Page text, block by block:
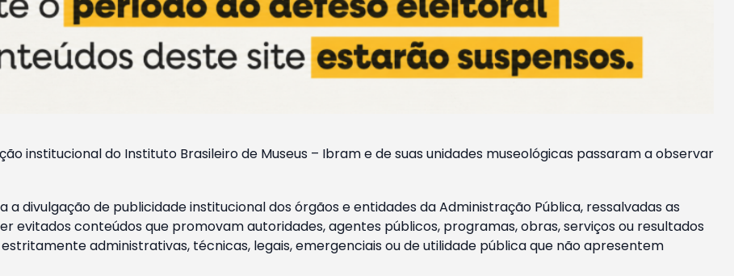
institucional do Instituto Brasileiro de Museus – Ibram e de suas unidades museológicas passaram a observar
a divulgação de publicidade institucional dos órgãos e entidades da Administração Pública, ressalvadas as
evitados conteúdos que promovam autoridades, agentes públicos, programas, obras, serviços ou resultados
administrativas, técnicas, legais, emergenciais ou de utilidade pública que não apresentem